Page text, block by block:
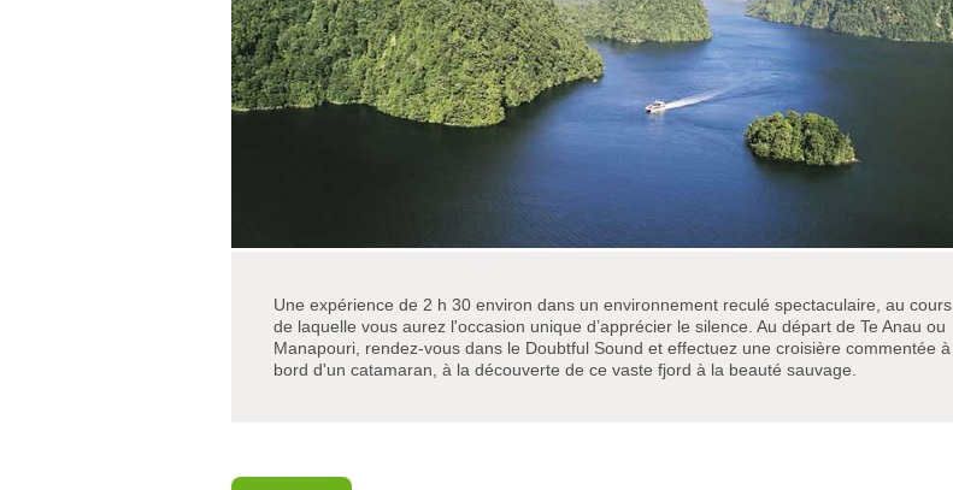
Une expérience de 2 h 30 environ dans un environnement reculé spectaculaire, au cours
de laquelle vous aurez l'occasion unique d’apprécier le silence. Au départ de Te Anau ou
Manapouri, rendez-vous dans le Doubtful Sound et effectuez une croisière commentée à
bord d'un catamaran, à la découverte de ce vaste fjord à la beauté sauvage.